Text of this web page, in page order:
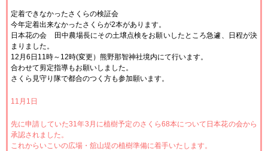
定着できなかったさくらの検証会
今年定着出来なかったさくらが2本があります。
日本花の会
田中農場長にその土壌点検をお願いしたところ急遽、日程が決
まりました。
12月6日11時～12時(変更）熊野那智神社境内にて行います。
合わせて剪定指導もお願いしました。
さくら見守り隊で都合のつく方も参加願います。
11月1日
先に申請していた31年3月に植樹予定のさくら68本について日本花の会から
承認されました。
これからいこいの広場・舘山堤の植樹準備に着手いたします。